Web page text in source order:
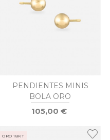
PENDIENTES MINIS
BOLA ORO
105,00 €
ORO 18KT